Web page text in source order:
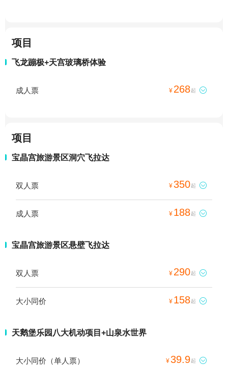
项目
飞龙蹦极+天宫玻璃桥体验
成人票 ¥ 268起 
项目
宝晶宫旅游景区洞穴飞拉达
双人票 ¥350起 
成人票 ¥ 188起 
宝晶宫旅游景区悬壁飞拉达
双人票 ¥ 290起 
大小同价 ¥ 158起 
天鹅堡乐园八大机动项目+山泉水世界
大小同价（单人票） ¥39.9起 